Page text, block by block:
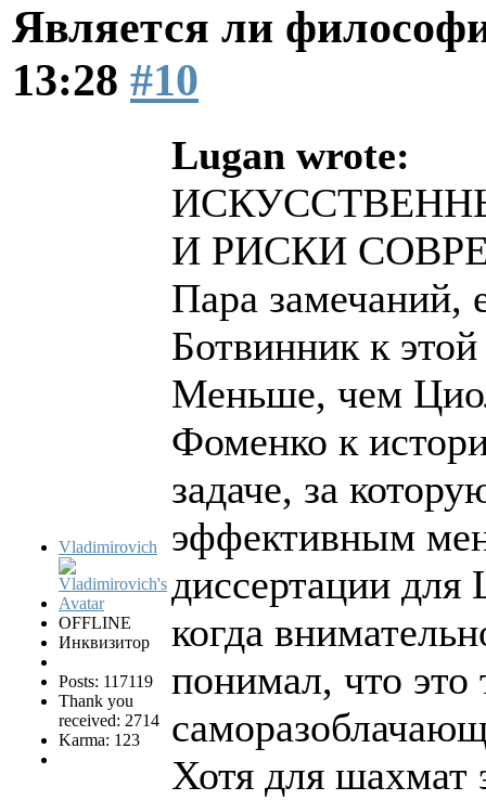
Является ли
13:28 #10
Vladimirovich
OFFLINE
Инквизитор
Posts: 117119
Thank you
received: 2714
Karma: 123
Lugan wrote:
И РИСКИ
Пара замечаний,
Ботвинник к
Меньше, чем
Фоменко к
задаче, за
эффективным
диссертации
когда
понимал, что это
Хотя для шахмат